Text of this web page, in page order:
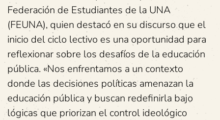
Federación de Estudiantes de la UNA
(FEUNA), quien destacó en su discurso que el
inicio del ciclo lectivo es una oportunidad para
reflexionar sobre los desafíos de la educación
pública. «Nos enfrentamos a un contexto
donde las decisiones políticas amenazan la
educación pública y buscan redefinirla bajo
lógicas que priorizan el control ideológico